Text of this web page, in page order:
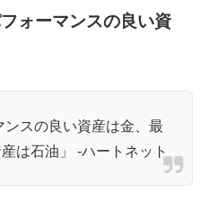
ォーマンスの良い資
ンスの良い資産は金、最
は石油」 -ハートネット